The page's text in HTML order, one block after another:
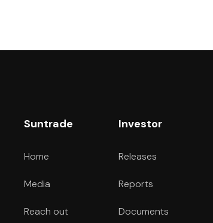
Suntrade
Home
Media
Reach out
Investor
Releases
Reports
Documents